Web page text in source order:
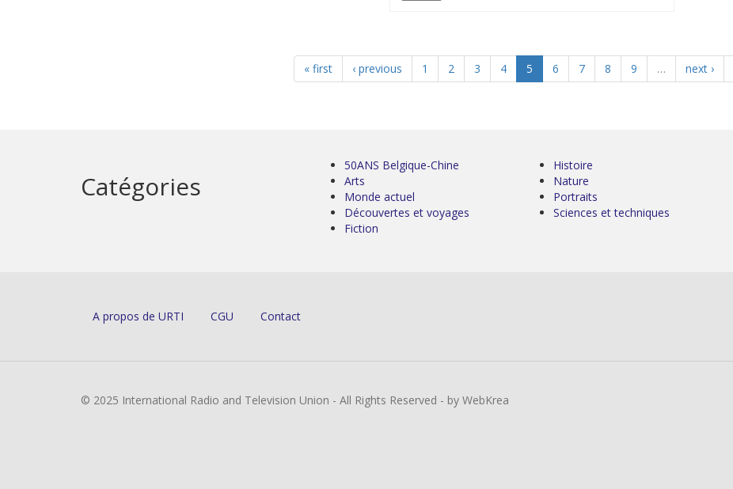
« first ‹ previous 1 2 3 4 5 6 7 8 9 … next ›
Catégories
50ANS Belgique-Chine
Arts
Monde actuel
Découvertes et voyages
Fiction
Histoire
Nature
Portraits
Sciences et techniques
A propos de URTI CGU Contact
© 2025 International Radio and Television Union - All Rights Reserved - by WebKrea